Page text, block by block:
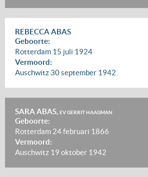
REBECCA ABAS
Geboorte:
Rotterdam 15 juli 1924
Vermoord:
Auschwitz 30 september 1942
SARA ABAS, EV GERRIT HAAGMAN
Geboorte:
Rotterdam 24 februari 1866
Vermoord:
Auschwitz 19 oktober 1942